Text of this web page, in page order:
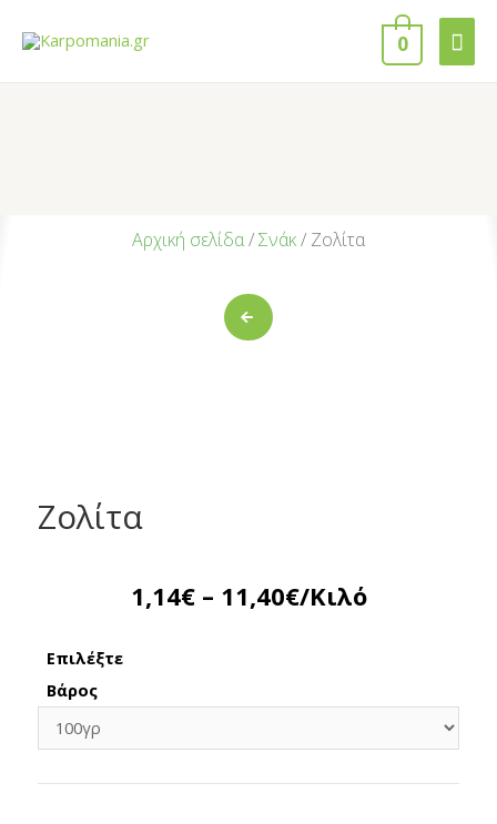
0
Αρχική σελίδα/Σνάκ/ Ζολίτα
Ζολίτα
1,14€ – 11,40€/Κιλό
Επιλέξτε
Βάρος